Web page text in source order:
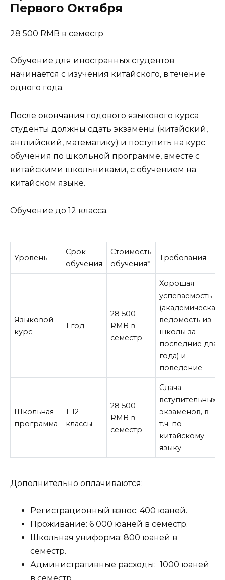
Первого Октября
28 500 RMB в семестр
Обучение для иностранных студентов
начинается с изучения китайского, в течение
одного года.
После окончания годового языкового курса
студенты должны сдать экзамены (китайский,
английский, математику) и поступить на курс
обучения по школьной программе, вместе с
китайскими школьниками, с обучением на
китайском языке.
Обучение до 12 класса.
Уровень
Срок
обучения
Стоимость
обучения*
Требования
Языковой
курс
1 год
28 500
RMB в
семестр
Хорошая
успеваемость
(академическая
ведомость из
школы за
последние два
года) и
поведение
Школьная
программа
1-12
классы
28 500
RMB в
семестр
Сдача
вступительных
экзаменов, в
т.ч. по
китайскому
языку
Дополнительно оплачиваются:
Регистрационный взнос: 400 юаней.
Проживание: 6 000 юаней в семестр.
Школьная униформа: 800 юаней в
семестр.
Административные расходы: 1000 юаней